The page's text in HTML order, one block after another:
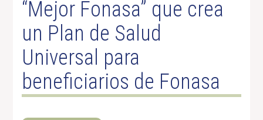
“Mejor Fonasa” que crea
un Plan de Salud
Universal para
beneficiarios de Fonasa